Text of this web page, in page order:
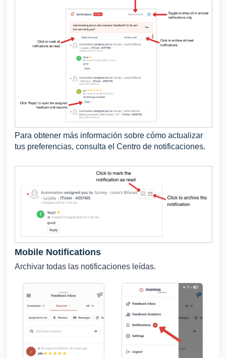
Para obtener más información sobre cómo actualizar
tus preferencias, consulta el Centro de notificaciones.
Mobile Notifications
Archivar todas las notificaciones leídas.